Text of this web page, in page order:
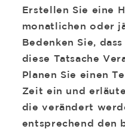
Erstellen Sie eine
monatlichen oder
Bedenken Sie,
diese Tatsache
Planen Sie einen
Zeit ein und
die verändert
entsprechend den